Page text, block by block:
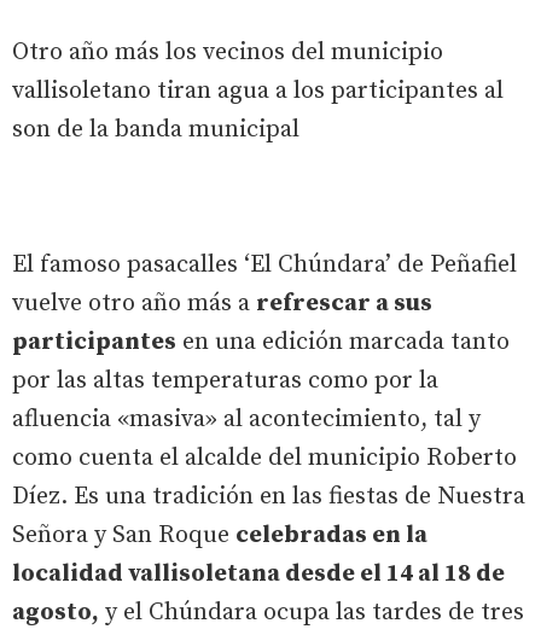
Otro año más los vecinos del municipio
vallisoletano tiran agua a los participantes al
son de la banda municipal
El famoso pasacalles ‘El Chúndara’ de Peñafiel
vuelve otro año más a refrescar a sus
participantes en una edición marcada tanto
por las altas temperaturas como por la
afluencia «masiva» al acontecimiento, tal y
como cuenta el alcalde del municipio Roberto
Díez. Es una tradición en las fiestas de Nuestra
Señora y San Roque celebradas en la
localidad vallisoletana desde el 14 al 18 de
agosto, y el Chúndara ocupa las tardes de tres